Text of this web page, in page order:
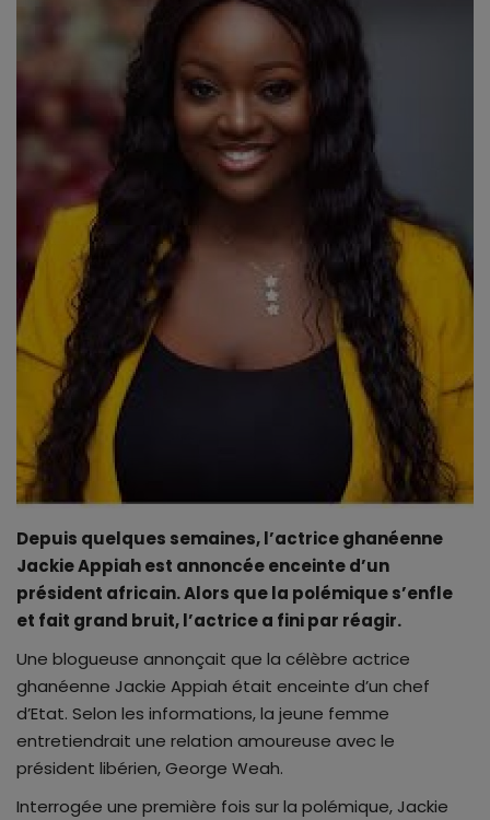
Contactez-nous
Depuis quelques semaines, l’actrice ghanéenne
Jackie Appiah est annoncée enceinte d’un
président africain. Alors que la polémique s’enfle
et fait grand bruit, l’actrice a fini par réagir.
Une blogueuse annonçait que la célèbre actrice
ghanéenne Jackie Appiah était enceinte d’un chef
d’Etat. Selon les informations, la jeune femme
entretiendrait une relation amoureuse avec le
président libérien, George Weah.
Interrogée une première fois sur la polémique, Jackie